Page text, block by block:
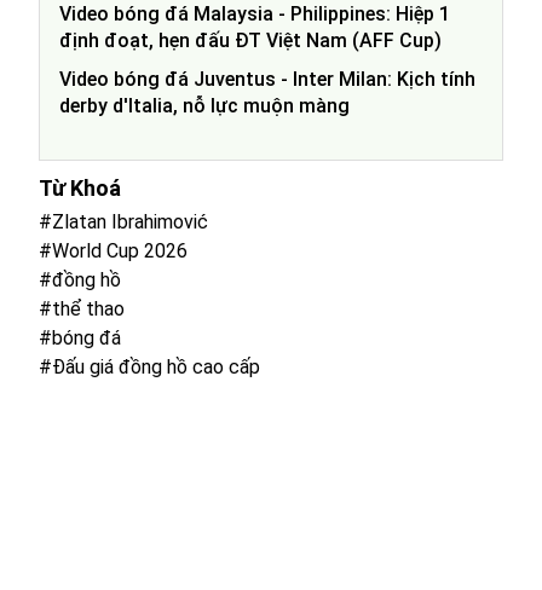
Video bóng đá Malaysia - Philippines: Hiệp 1
định đoạt, hẹn đấu ĐT Việt Nam (AFF Cup)
Video bóng đá Juventus - Inter Milan: Kịch tính
derby d'Italia, nỗ lực muộn màng
Từ Khoá
#Zlatan Ibrahimović
#World Cup 2026
#đồng hồ
#thể thao
#bóng đá
#Đấu giá đồng hồ cao cấp